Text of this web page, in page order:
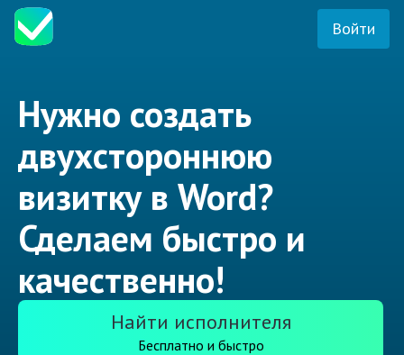
Войти
Нужно создать
двухстороннюю
визитку в Word?
Сделаем быстро и
качественно!
Найти исполнителя
Бесплатно и быстро